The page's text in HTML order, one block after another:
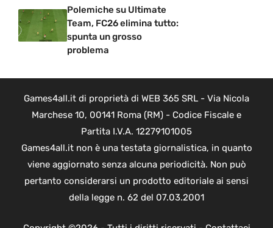
Polemiche su Ultimate
Team, FC26 elimina tutto:
spunta un grosso
problema
Games4all.it di proprietà di WEB 365 SRL - Via Nicola
Marchese 10, 00141 Roma (RM) - Codice Fiscale e
Partita I.V.A. 12279101005
Games4all.it non è una testata giornalistica, in quanto
viene aggiornato senza alcuna periodicità. Non può
pertanto considerarsi un prodotto editoriale ai sensi
della legge n. 62 del 07.03.2001